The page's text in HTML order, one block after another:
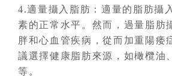
4.適量攝入脂肪：適量的脂肪攝
素的正常水平。然而，過量脂肪
胖和心血管疾病，從而加重陽痿
議選擇健康脂肪來源，如橄欖油
等。